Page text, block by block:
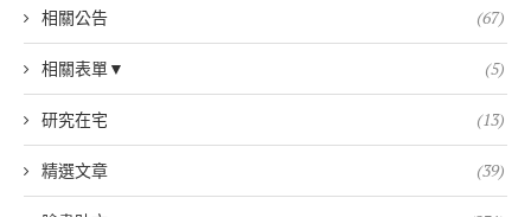
相關公告 (67)
相關表單▼ (5)
研究在宅 (13)
精選文章 (39)